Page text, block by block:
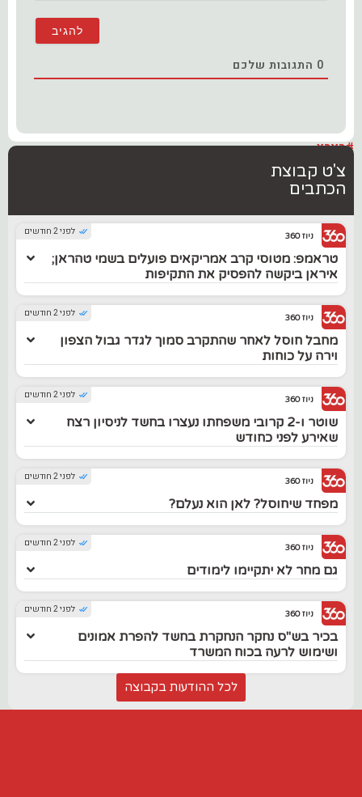
0 התגובות שלכם
#בארץ
צ'ט קבוצת
הכתבים
לפני 2 חודשים ניוז 360
טראמפ: מטוסי קרב אמריקאים פועלים בשמי טהראן;
איראן ביקשה להפסיק את התקיפות
לפני 2 חודשים ניוז 360
מחבל חוסל לאחר שהתקרב סמוך לגדר גבול הצפון
וירה על כוחות
לפני 2 חודשים ניוז 360
שוטר ו-2 קרובי משפחתו נעצרו בחשד לניסיון רצח
שאירע לפני כחודש
לפני 2 חודשים ניוז 360
מפחד שיחוסל? לאן הוא נעלם?
לפני 2 חודשים ניוז 360
גם מחר לא יתקיימו לימודים
לפני 2 חודשים ניוז 360
בכיר בש"ס נחקר הנחקרת בחשד להפרת אמונים
ושימוש לרעה בכוח המשרד
לכל ההודעות בקבוצה